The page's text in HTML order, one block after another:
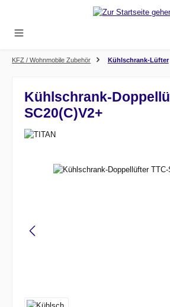
Zum Hauptinhalt springen
KFZ / Wohnmobile Zubehör Kühlschrank-Lüfter
Kühlschrank-
SC20(C)V2+
Bildergalerie überspringen